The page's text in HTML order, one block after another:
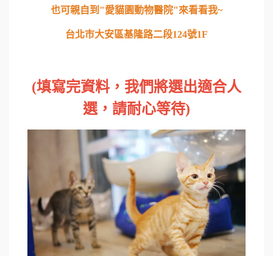
也可親自到"愛貓園動物醫院"來看看我~
台北市大安區基隆路二段124號1F
(填寫完資料，我們將選出適合人
選，請耐心等待)